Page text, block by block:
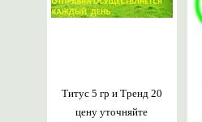
цену уточняйте
Титус 5 гр и Тренд 20